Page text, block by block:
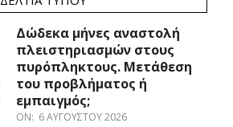
Δώδεκα μήνες αναστολή
πλειστηριασμών στους
πυρόπληκτους. Μετάθεση
του προβλήματος ή
εμπαιγμός;
ON: 6 ΑΥΓΟΎΣΤΟΥ 2026